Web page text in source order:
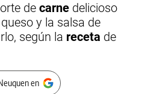
de carne delicioso
y la salsa de
según la receta de
en